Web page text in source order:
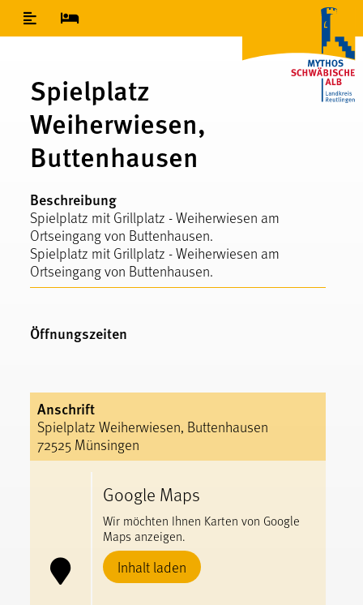
Inhaltsverzeichnis
Spielplatz
Weiherwiesen,
Buttenhausen
Beschreibung
Spielplatz mit Grillplatz - Weiherwiesen am
Ortseingang von Buttenhausen.
Spielplatz mit Grillplatz - Weiherwiesen am
Ortseingang von Buttenhausen.
Öffnungszeiten
Anschrift
Spielplatz Weiherwiesen, Buttenhausen
72525 Münsingen
Google Maps
Wir möchten Ihnen Karten von Google
Maps anzeigen.
Inhalt laden